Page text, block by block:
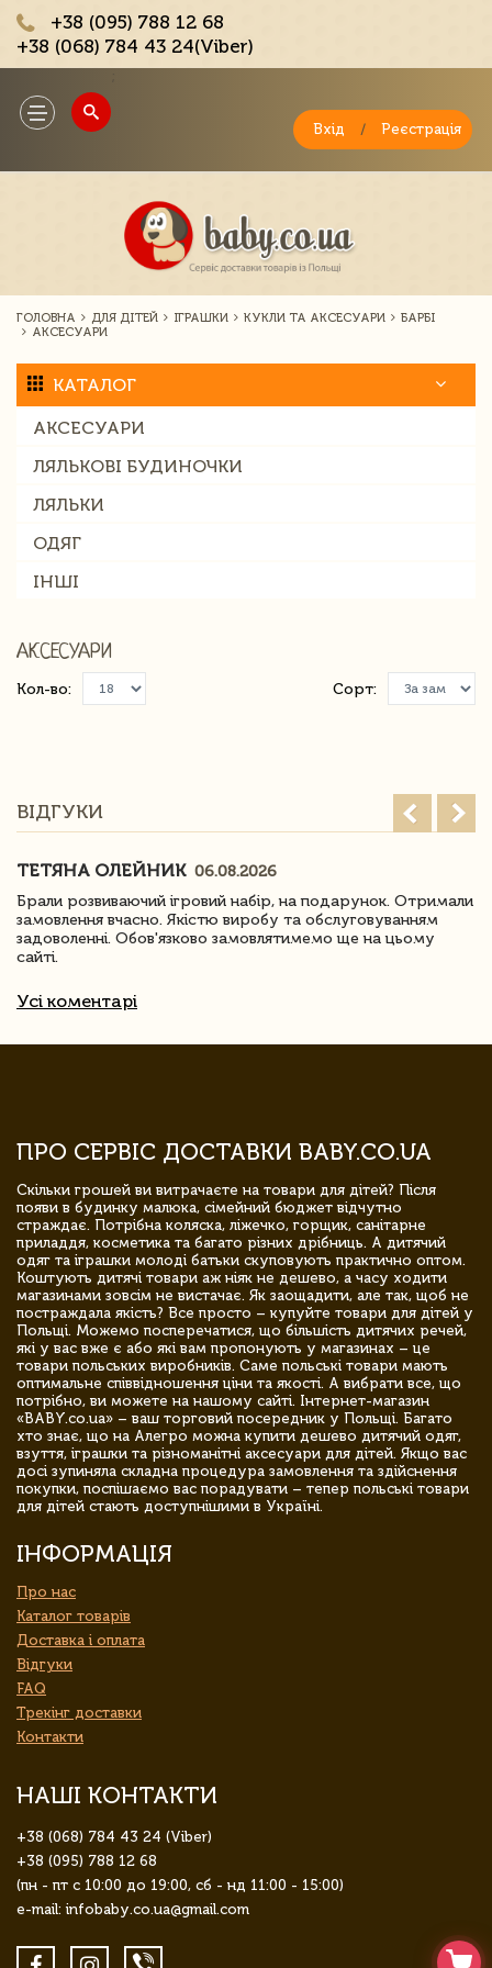
+38 (095) 788 12 68
+38 (068) 784 43 24(Viber)
Toggle
navigation
Вхід / Реєстрація
ГОЛОВНА ДЛЯ ДІТЕЙ ІГРАШКИ КУКЛИ ТА АКСЕСУАРИ
БАРБІ
АКСЕСУАРИ
КАТАЛОГ
АКСЕСУАРИ
ЛЯЛЬКОВІ БУДИНОЧКИ
ЛЯЛЬКИ
ОДЯГ
ІНШІ
АКСЕСУАРИ
Кол-во: Сорт:
ВІДГУКИ
ТЕТЯНА ОЛЕЙНИК 06.08.2026
Брали розвиваючий ігровий набір, на подарунок. Отримали
замовлення вчасно. Якістю виробу та обслуговуванням
задоволенні. Обов'язково замовлятимемо ще на цьому
сайті.
Усі коментарі
ПРО СЕРВІС ДОСТАВКИ BABY.CO.UA
Скільки грошей ви витрачаєте на товари для дітей? Після
появи в будинку малюка, сімейний бюджет відчутно
страждає. Потрібна коляска, ліжечко, горщик, санітарне
приладдя, косметика та багато різних дрібниць. А дитячий
одяг та іграшки молоді батьки скуповують практично оптом.
Коштують дитячі товари аж ніяк не дешево, а часу ходити
магазинами зовсім не вистачає. Як заощадити, але так, щоб не
постраждала якість? Все просто – купуйте товари для дітей у
Польщі. Можемо посперечатися, що більшість дитячих речей,
які у вас вже є або які вам пропонують у магазинах – це
товари польських виробників. Саме польські товари мають
оптимальне співвідношення ціни та якості. А вибрати все, що
потрібно, ви можете на нашому сайті. Інтернет-магазин
«BABY.co.ua» – ваш торговий посередник у Польщі. Багато
хто знає, що на Алегро можна купити дешево дитячий одяг,
взуття, іграшки та різноманітні аксесуари для дітей. Якщо вас
досі зупиняла складна процедура замовлення та здійснення
покупки, поспішаємо вас порадувати – тепер польські товари
для дітей стають доступнішими в Україні.
ІНФОРМАЦІЯ
Про нас
Каталог товарів
Доставка і оплата
Відгуки
FAQ
Трекінг доставки
Контакти
НАШІ КОНТАКТИ
+38 (068) 784 43 24 (Viber)
+38 (095) 788 12 68
(пн - пт с 10:00 до 19:00, сб - нд 11:00 - 15:00)
e-mail: infobaby.co.ua@gmail.com